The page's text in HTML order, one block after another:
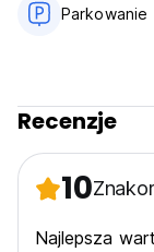
Parkowanie
Recenzje
10
Najlepsza